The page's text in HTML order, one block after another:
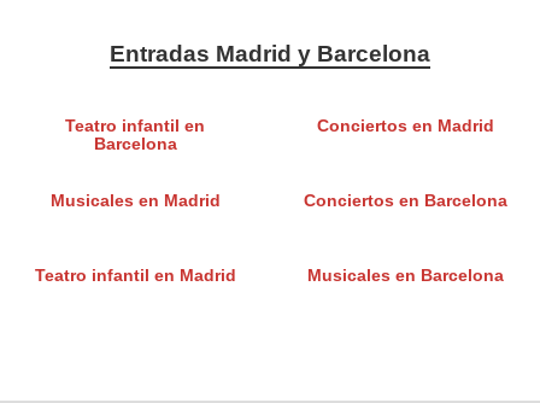
Entradas Madrid y Barcelona
Teatro infantil en
Barcelona
Conciertos en Madrid
Musicales en Madrid Conciertos en Barcelona
Teatro infantil en Madrid Musicales en Barcelona